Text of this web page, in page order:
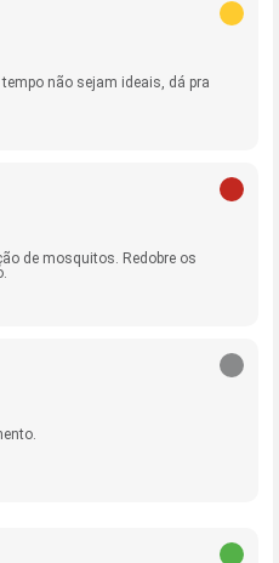
não sejam ideais, dá pra
de mosquitos. Redobre os